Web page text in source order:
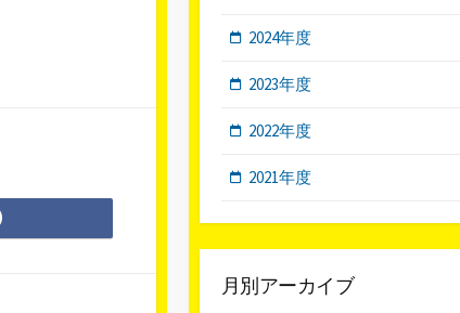
Facebook
で
2024年度
2023年度
2022年度
2021年度
月別アーカイブ